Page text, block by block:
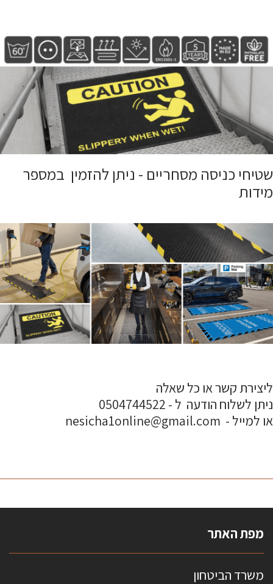
שטיחי כניסה מסחריים - ניתן להזמין במספר
מידות
ליצירת קשר או כל שאלה
ניתן לשלוח הודעה ל - 0504744522
או למייל - nesicha1online@gmail.com
מפת האתר
משרד הביטחון